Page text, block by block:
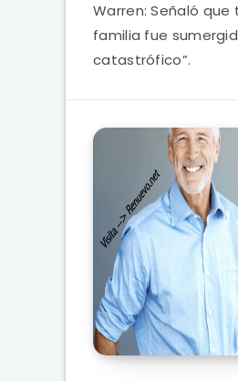
Warren: Señaló que
familia fue
catastrófico”.